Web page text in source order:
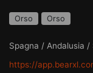
Orso Orso
Spagna / Andalusia /
https://